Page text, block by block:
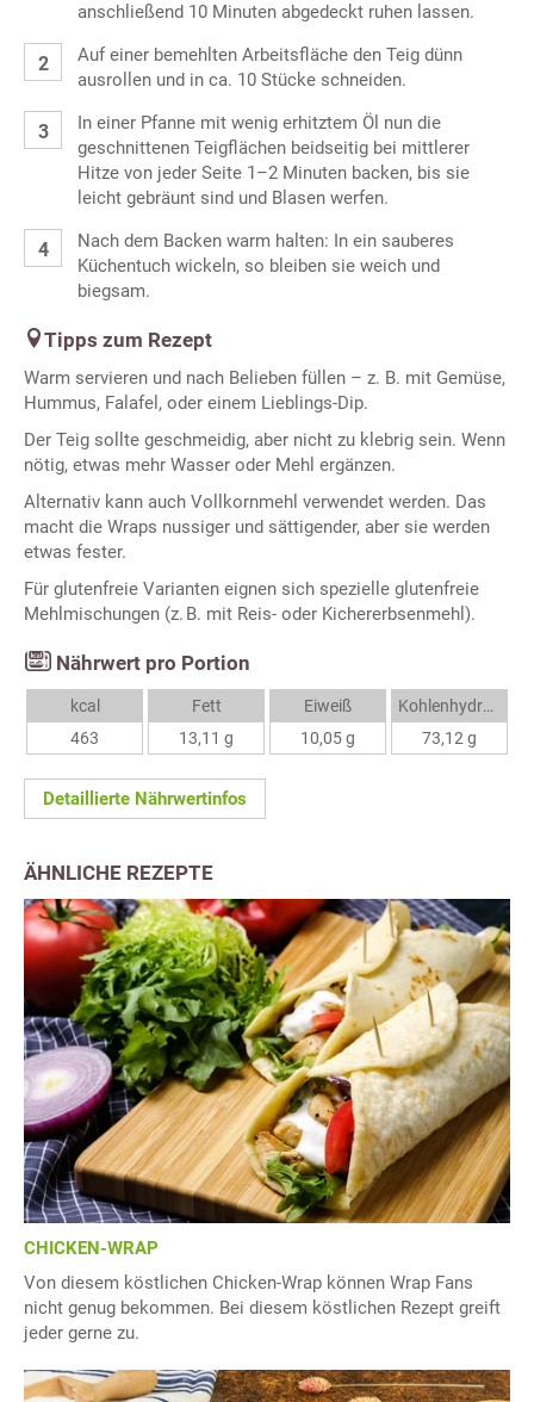
anschließend 10 Minuten abgedeckt ruhen lassen.
Auf einer bemehlten Arbeitsfläche den Teig dünn
ausrollen und in ca. 10 Stücke schneiden.
In einer Pfanne mit wenig erhitztem Öl nun die
geschnittenen Teigflächen beidseitig bei mittlerer
Hitze von jeder Seite 1–2 Minuten backen, bis sie
leicht gebräunt sind und Blasen werfen.
Nach dem Backen warm halten: In ein sauberes
Küchentuch wickeln, so bleiben sie weich und
biegsam.
Tipps zum Rezept
Warm servieren und nach Belieben füllen – z. B. mit Gemüse,
Hummus, Falafel, oder einem Lieblings-Dip.
Der Teig sollte geschmeidig, aber nicht zu klebrig sein. Wenn
nötig, etwas mehr Wasser oder Mehl ergänzen.
Alternativ kann auch Vollkornmehl verwendet werden. Das
macht die Wraps nussiger und sättigender, aber sie werden
etwas fester.
Für glutenfreie Varianten eignen sich spezielle glutenfreie
Mehlmischungen (z. B. mit Reis- oder Kichererbsenmehl).
Nährwert pro Portion
kcal
463
Fett
13,11 g
Eiweiß
10,05 g
Kohlenhydrate
73,12 g
Detaillierte Nährwertinfos
ÄHNLICHE REZEPTE
CHICKEN-WRAP
Von diesem köstlichen Chicken-Wrap können Wrap Fans
nicht genug bekommen. Bei diesem köstlichen Rezept greift
jeder gerne zu.